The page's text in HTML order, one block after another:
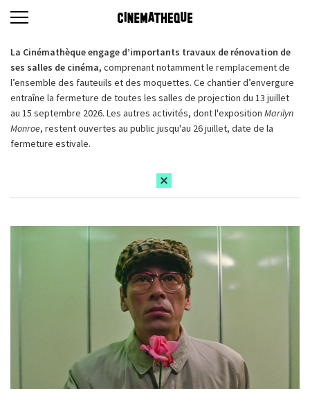
La Cinémathèque engage d’importants travaux de rénovation de
ses salles de cinéma, comprenant notamment le remplacement de
l’ensemble des fauteuils et des moquettes. Ce chantier d’envergure
entraîne la fermeture de toutes les salles de projection du 13 juillet
au 15 septembre 2026. Les autres activités, dont l'exposition Marilyn
Monroe, restent ouvertes au public jusqu'au 26 juillet, date de la
fermeture estivale.